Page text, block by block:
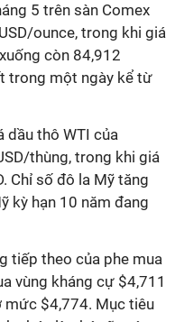
5 trên sàn Comex
ounce, trong khi giá
còn 84,912
trong một ngày kể từ
dầu thô WTI của
thùng, trong khi giá
Chỉ số đô la Mỹ tăng
kỳ hạn 10 năm đang
tiếp theo của phe mua
vùng kháng cự $4,711
mức $4,774. Mục tiêu